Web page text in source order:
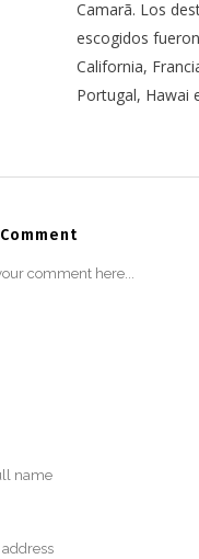
Camarã. Los
escogidos fueron
California,
Portugal, Hawai